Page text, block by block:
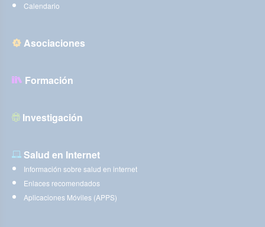
Calendario
Asociaciones
Formación
Investigación
Salud en Internet
Información sobre salud en internet
Enlaces recomendados
Aplicaciones Móviles (APPS)